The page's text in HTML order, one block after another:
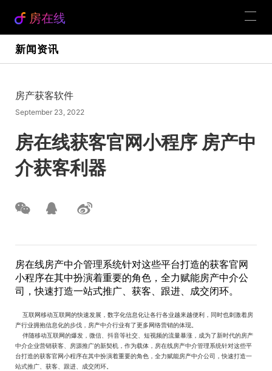
房在线
新闻资讯
房产获客软件
September 23, 2022
房在线获客官网小程序 房产中
介获客利器
房在线房产中介管理系统针对这些平台打造的获客官网
小程序在其中扮演着重要的角色，全力赋能房产中介公
司，快速打造一站式推广、获客、跟进、成交闭环。
互联网移动互联网的快速发展 ， 数字化信息化让各行各业越来越便利，同时也刺激着房
产行业拥抱信息化的步伐 ， 房产中介行业有了更多网络营销的体现。
伴随移动互联网的爆发，微信、抖音等社交、短视频的流量暴涨，成为了新时代的房产
中介企业营销获客、房源推广的新契机，作为载体， 房在线房产中介管理系统针对这些平
台打造的获客官网小程序在其中扮演着重要的角色 ， 全力赋能房产中介公司，快速打造一
站式推广、获客、跟进、成交闭环。